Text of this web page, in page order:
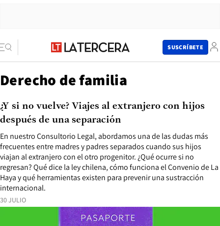
SUSCRÍBETE
Derecho de familia
30 JULIO
En nuestro Consultorio Legal, abordamos una de las dudas más
frecuentes entre madres y padres separados cuando sus hijos
viajan al extranjero con el otro progenitor. ¿Qué ocurre si no
regresan? Qué dice la ley chilena, cómo funciona el Convenio de La
Haya y qué herramientas existen para prevenir una sustracción
internacional.
¿Y si no vuelve? Viajes al extranjero con hijos
después de una separación